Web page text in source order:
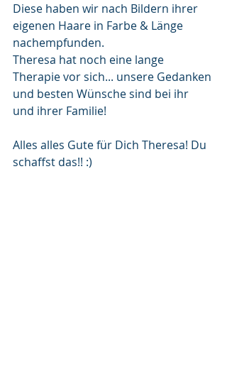
Diese haben wir nach Bildern ihrer
eigenen Haare in Farbe & Länge
nachempfunden.
Theresa hat noch eine lange
Therapie vor sich... unsere Gedanken
und besten Wünsche sind bei ihr
und ihrer Familie!
Alles alles Gute für Dich Theresa! Du
schaffst das!! :)